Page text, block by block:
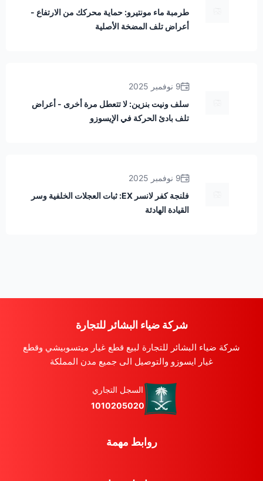
طرمبة ماء مونتيرو: حماية محركك من الارتفاع -
أعراض تلف المضخة الأصلية
9 نوفمبر 2025
سلف ونيت بنزين: لا تتعطل مرة أخرى - أعراض
تلف بادئ الحركة في الإيسوزو
9 نوفمبر 2025
فلنجة كفر لانسر EX: ثبات العجلات الخلفية وسر
القيادة الهادئة
شركة ضياء البشائر للتجارة
شركة ضياء البشائر للتجارة لبيع قطع غيار ميتسوبيشي وقطع
غيار ايسوزو والتوصيل الى جميع مدن المملكة
السجل التجاري
1010205020
روابط مهمة